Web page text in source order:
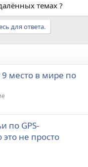
темах ?
для ответа.
9 место в мире по
по GPS-
не просто